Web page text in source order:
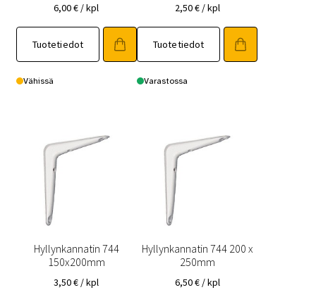
6,00€ / kpl
Tuotetiedot
Vähissä
2,50€ / kpl
Tuotetiedot
Varastossa
Hyllynkannatin 744
150x200mm
3,50€ / kpl
Hyllynkannatin 744 200 x
250mm
6,50€ / kpl